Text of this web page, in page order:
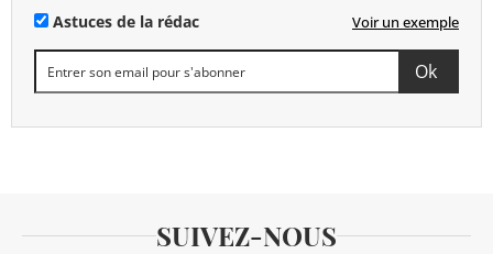
Astuces de la rédac Voir un exemple
SUIVEZ-NOUS